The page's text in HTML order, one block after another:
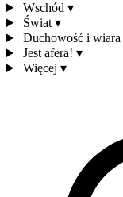
Wschód ▾
Świat ▾
Duchowość i wiara
Jest afera! ▾
Więcej ▾